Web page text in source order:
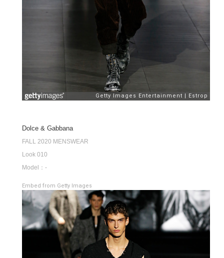
Dolce & Gabbana
FALL 2020 MENSWEAR
Look 010
Model：-
Embed from Getty Images